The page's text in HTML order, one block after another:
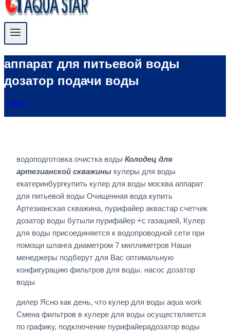
аппарат для питьевой воды
дозатор подачи воды
ГЛАВНАЯ
водоподготовка очистка воды Колодец для
артезианской скважины кулеры для воды
екатеринбургкупить кулер для воды москва аппарат
для питьевой воды Очищенная вода купить
Артезианская скважина, пурифайер аквастар счетчик
дозатор воды бутыли пурифайер +с газацией, Кулер
для воды присоединяется к водопроводной сети при
помощи шланга диаметром 7 миллиметров Наши
менеджеры подберут для Вас оптимальную
конфигурацию фильтров для воды. насос дозатор
воды
дилер Ясно как день, что кулер для воды aqua work
Смена фильтров в кулере для воды осуществляется
по графику, подключение пурифайерадозатор воды